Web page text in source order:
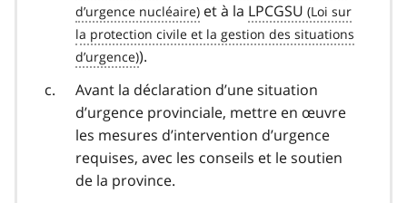
et à la LPCGSU
).
Avant la déclaration d’une situation
d’urgence provinciale, mettre en œuvre
les mesures d’intervention d’urgence
requises, avec les conseils et le soutien
de la province.